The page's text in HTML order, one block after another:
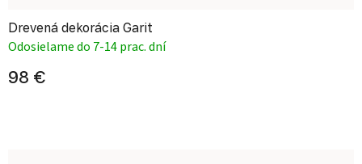
Drevená dekorácia Garit
Odosielame do 7-14 prac. dní
98 €